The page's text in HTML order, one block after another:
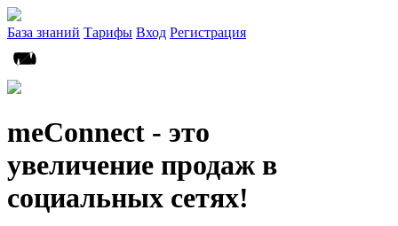
База знаний Тарифы Вход Регистрация
meConnect - это
увеличение продаж в
социальных сетях!